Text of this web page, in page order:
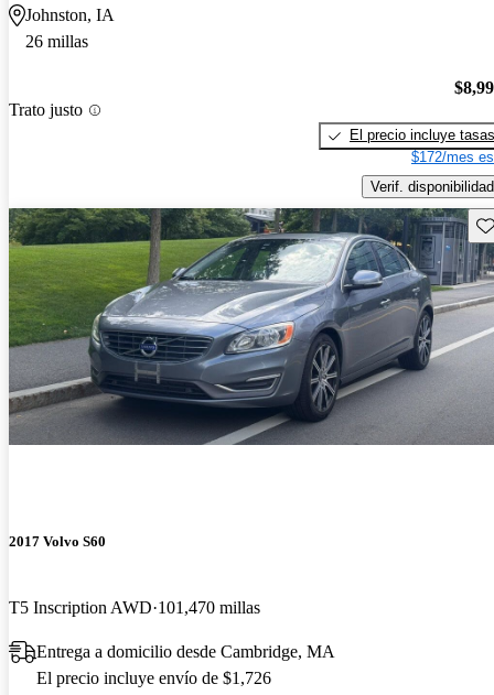
Johnston, IA
26 millas
Trato justo
El precio incluye tasas
$172/mes
Verif. disponibilidad
2017 Volvo S60
T5 Inscription AWD 101,470 millas
Entrega a domicilio desde Cambridge, MA
El precio incluye envío de $1,726